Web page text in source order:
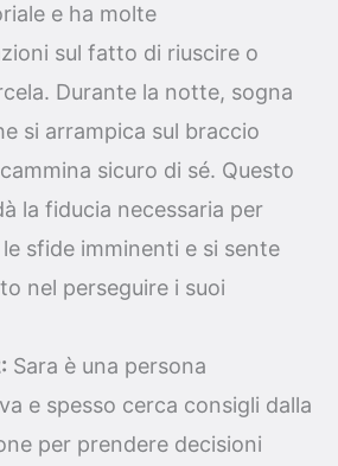
e ha molte
sul fatto di riuscire o
Durante la notte, sogna
si arrampica sul braccio
sicuro di sé. Questo
la fiducia necessaria per
sfide imminenti e si sente
nel perseguire i suoi
Sara è una persona
e spesso cerca consigli dalla
per prendere decisioni